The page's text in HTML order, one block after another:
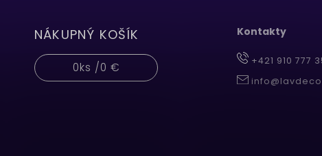
NÁKUPNÝ KOŠÍK
0ks /0 €
Kontakty
+421 910 777